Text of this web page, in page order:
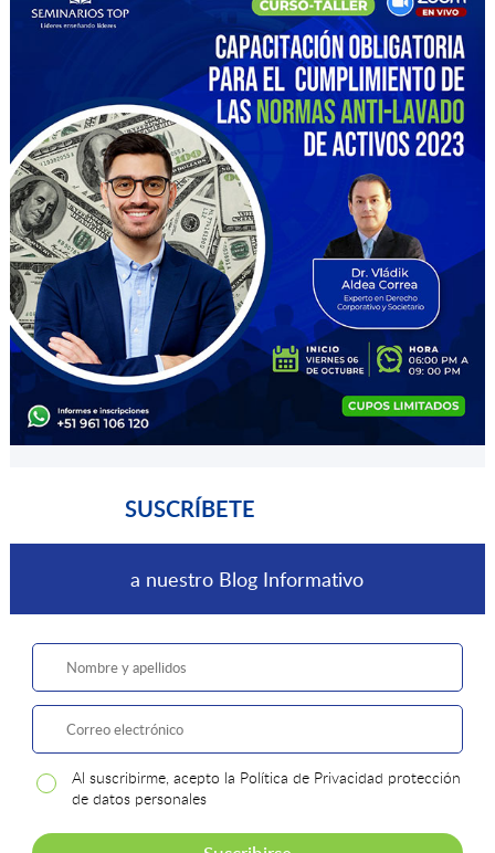
SUSCRÍBETE
a nuestro Blog Informativo
Al suscribirme, acepto la Política de Privacidad protección
de datos personales